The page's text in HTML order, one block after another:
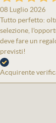
08 Luglio 2026
Tutto perfetto:
selezione,
deve fare un
previsti!
Acquirente